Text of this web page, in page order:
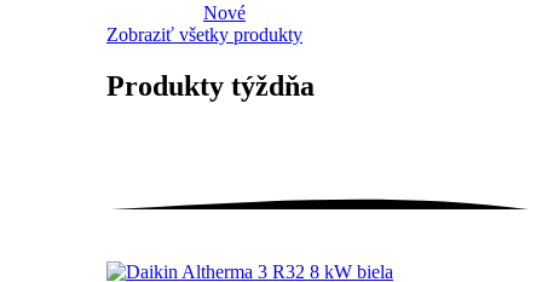
Nové
Zobraziť všetky produkty
Produkty týždňa